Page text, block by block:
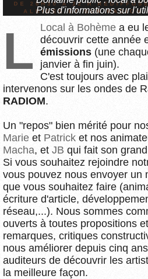
Plus d'informations sur
L Local à Bohème a eu
découvrir cette année
émissions (une
janvier à fin juin).
C'est toujours avec
intervenons sur les ondes de
RADIOM.
Un "repos" bien mérité pour
Marie et Patrick et nos
Macha, et JB qui fait son
Si vous souhaitez rejoindre
vous pouvez nous envoyer un
que vous souhaitez faire
écriture d'article,
réseau,...). Nous sommes
ouverts à toutes propositions
remarques, critiques
nous améliorer depuis cinq
auditeurs de découvrir les
la meilleure façon.